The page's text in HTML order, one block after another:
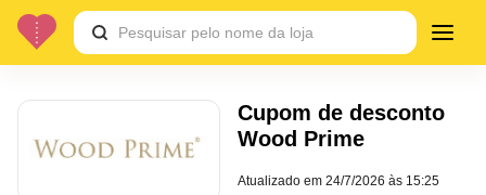
Cupom de desconto
Wood Prime
Atualizado em24/7/2026 às 15:25